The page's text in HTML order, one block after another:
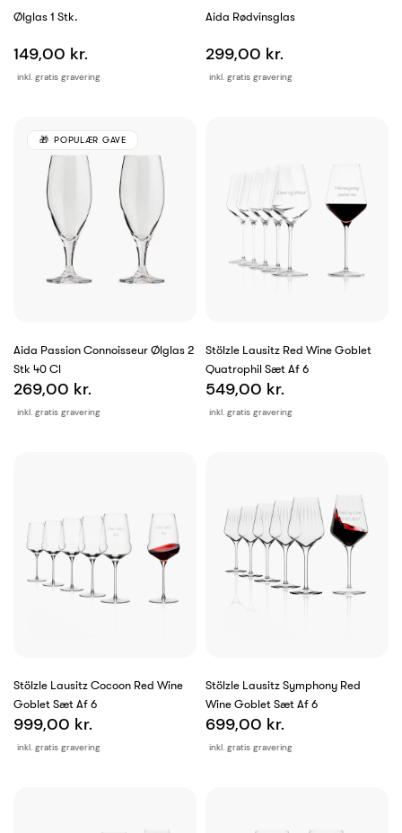
Ølglas 1 Stk.
inkl. gratis gravering
149,00 kr.
Aida Rødvinsglas
inkl. gratis gravering
299,00 kr.
Aida Passion Connoisseur Ølglas 2
Stk 40 Cl
inkl. gratis gravering
269,00 kr.
POPULÆR GAVE
Stölzle Lausitz Red Wine Goblet
Quatrophil Sæt Af 6
inkl. gratis gravering
549,00 kr.
Stölzle Lausitz Cocoon Red Wine
Goblet Sæt Af 6
inkl. gratis gravering
999,00 kr.
Stölzle Lausitz Symphony Red
Wine Goblet Sæt Af 6
inkl. gratis gravering
699,00 kr.